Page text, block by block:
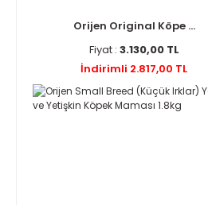
Orijen Original Köpe ...
Fiyat : 3.130,00 TL
İndirimli 2.817,00 TL